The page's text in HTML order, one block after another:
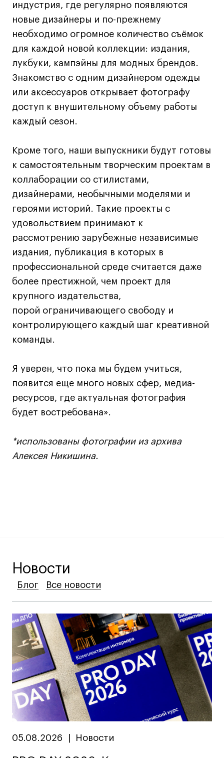
индустрия, где регулярно появляются
новые дизайнеры и по-прежнему
необходимо огромное количество съёмок
для каждой новой коллекции: издания,
лукбуки, кампэйны для модных брендов.
Знакомство с одним дизайнером одежды
или аксессуаров открывает фотографу
доступ к внушительному объему работы
каждый сезон.
Кроме того, наши выпускники будут готовы
к самостоятельным творческим проектам в
коллаборации со стилистами,
дизайнерами, необычными моделями и
героями историй. Такие проекты с
удовольствием принимают к
рассмотрению зарубежные независимые
издания, публикация в которых в
профессиональной среде считается даже
более престижной, чем проект для
крупного издательства,
порой ограничивающего свободу и
контролирующего каждый шаг креативной
команды.
Я уверен, что пока мы будем учиться,
появится еще много новых сфер, медиа-
ресурсов, где актуальная фотография
будет востребована».
*использованы фотографии из архива
Алексея Никишина.
Новости
Блог
Блог
Блог Все новости
Все новости
Все новости
05.08.2026 Новости